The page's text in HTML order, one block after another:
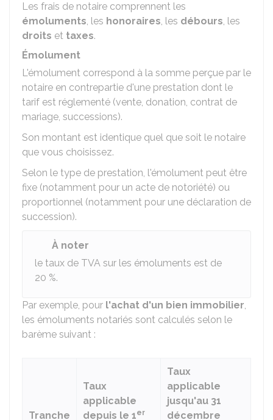
Les frais de notaire comprennent les
émoluments, les honoraires, les débours, les
droits et taxes.
Émolument
L'émolument correspond à la somme perçue par le
notaire en contrepartie d'une prestation dont le
tarif est réglementé (vente, donation, contrat de
mariage, successions).
Son montant est identique quel que soit le notaire
que vous choisissez.
Selon le type de prestation, l'émolument peut être
fixe (notamment pour un acte de notoriété) ou
proportionnel (notamment pour une déclaration de
succession).
À noter
le taux de TVA sur les émoluments est de
20 %.
Par exemple, pour l'achat d'un bien immobilier,
les émoluments notariés sont calculés selon le
barème suivant :
Tranche
Taux
applicable
depuis le 1er
Taux
applicable
jusqu'au 31
décembre